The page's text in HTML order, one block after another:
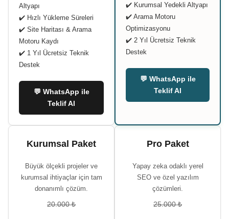
Altyapı
✔️ Hızlı Yükleme Süreleri
✔️ Site Haritası & Arama
Motoru Kaydı
✔️ 1 Yıl Ücretsiz Teknik
Destek
💬 WhatsApp ile
Teklif Al
✔️ Kurumsal Yedekli Altyapı
✔️ Arama Motoru
Optimizasyonu
✔️ 2 Yıl Ücretsiz Teknik
Destek
💬 WhatsApp ile
Teklif Al
Kurumsal Paket
Büyük ölçekli projeler ve
kurumsal ihtiyaçlar için tam
donanımlı çözüm.
20.000 ₺
Pro Paket
Yapay zeka odaklı yerel
SEO ve özel yazılım
çözümleri.
25.000 ₺